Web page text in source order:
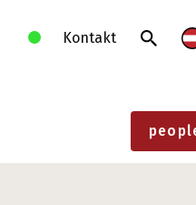
Kontakt